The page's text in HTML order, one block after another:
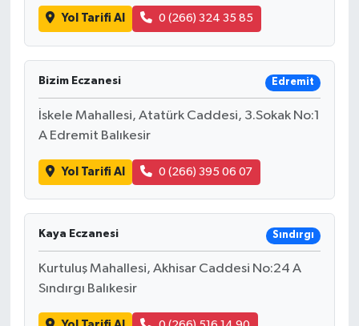
Yol Tarifi Al 0 (266) 324 35 85
Bizim Eczanesi Edremit
İskele Mahallesi, Atatürk Caddesi, 3.Sokak No:1
A Edremit Balıkesir
Yol Tarifi Al 0 (266) 395 06 07
Kaya Eczanesi Sındırgı
Kurtuluş Mahallesi, Akhisar Caddesi No:24 A
Sındırgı Balıkesir